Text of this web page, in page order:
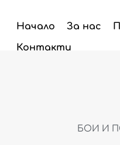
Начало За нас
Контакти
БОИ И